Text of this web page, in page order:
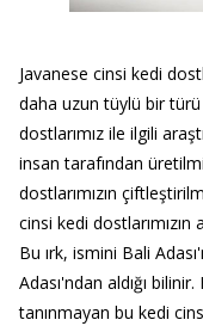
Javanese cinsi kedi
daha uzun tüylü bir
dostlarımız ile ilgili
insan tarafından
dostlarımızın
cinsi kedi
Bu ırk, ismini Bali
Adası'ndan aldığı
tanınmayan bu kedi